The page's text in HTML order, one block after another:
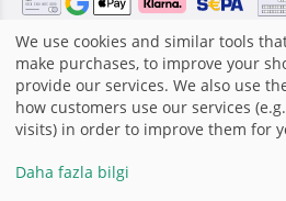
Anasayfa|Baskı | Şartlar ve
tarafından yapılmıştır |
We use cookies and similar tools
make purchases, to improve your
provide our services. We also use
how customers use our services
visits) in order to improve them for
Daha fazla bilgi